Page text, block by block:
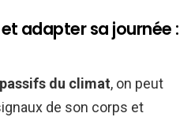
adapter sa journée :
du climat, on peut
de son corps et